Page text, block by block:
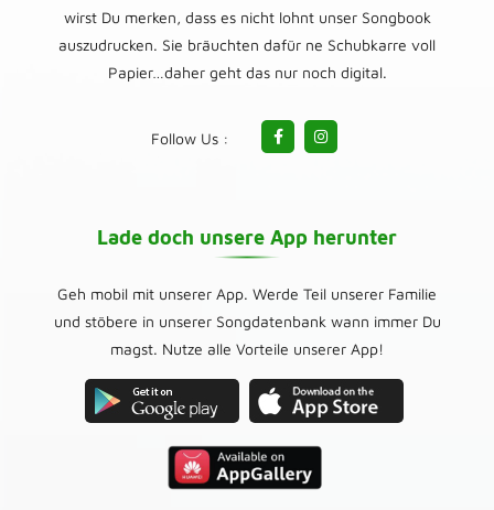
wirst Du merken, dass es nicht lohnt unser Songbook
auszudrucken. Sie bräuchten dafür ne Schubkarre voll
Papier…daher geht das nur noch digital.
Follow Us :
Lade doch unsere App herunter
Geh mobil mit unserer App. Werde Teil unserer Familie
und stöbere in unserer Songdatenbank wann immer Du
magst. Nutze alle Vorteile unserer App!